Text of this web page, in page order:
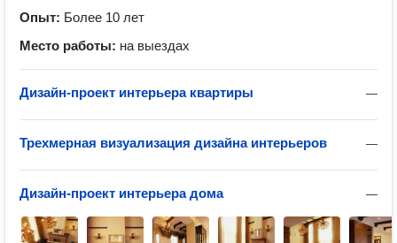
Опыт: Более 10 лет
Место работы: на выездах
—
Дизайн-проект интерьера квартиры
—
Трехмерная визуализация дизайна интерьеров
—
Дизайн-проект интерьера дома